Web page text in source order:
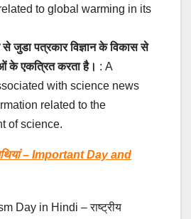
to global warming in its
से जुडा पत्रकार विज्ञान के विकास से
के एकत्रित करता है। : A
with science news
related to the
of science.
– Important Day and
Day in Hindi – राष्ट्रीय